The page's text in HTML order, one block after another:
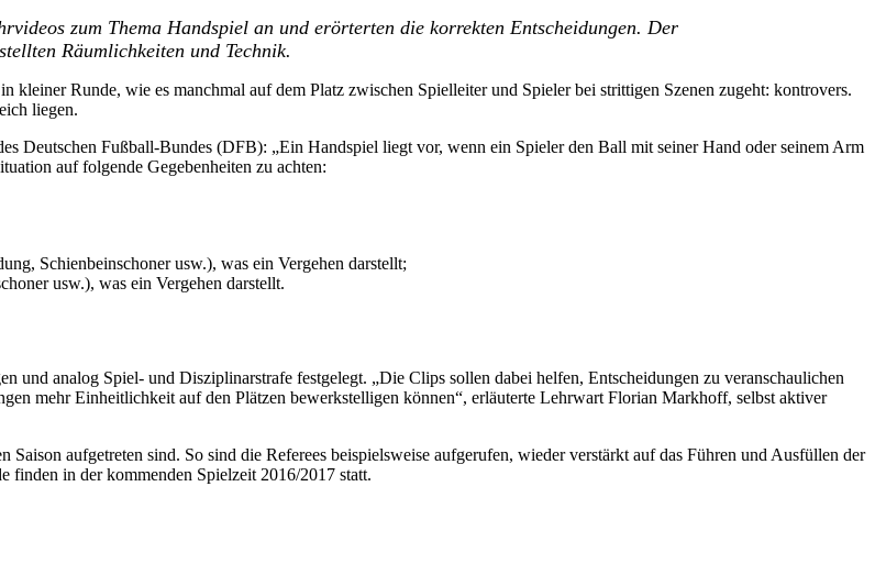
zum Thema Handspiel an und erörterten die korrekten Entscheidungen. Der
Räumlichkeiten und Technik.
Runde, wie es manchmal auf dem Platz zwischen Spielleiter und Spieler bei strittigen Szenen zugeht: kontrovers.
liegen.
Deutschen Fußball-Bundes (DFB): „Ein Handspiel liegt vor, wenn ein Spieler den Ball mit seiner Hand oder seinem Arm
auf folgende Gegebenheiten zu achten:
Schienbeinschoner usw.), was ein Vergehen darstellt;
usw.), was ein Vergehen darstellt.
und analog Spiel- und Disziplinarstrafe festgelegt. „Die Clips sollen dabei helfen, Entscheidungen zu veranschaulichen
mehr Einheitlichkeit auf den Plätzen bewerkstelligen können“, erläuterte Lehrwart Florian Markhoff, selbst aktiver
aufgetreten sind. So sind die Referees beispielsweise aufgerufen, wieder verstärkt auf das Führen und Ausfüllen der
finden in der kommenden Spielzeit 2016/2017 statt.